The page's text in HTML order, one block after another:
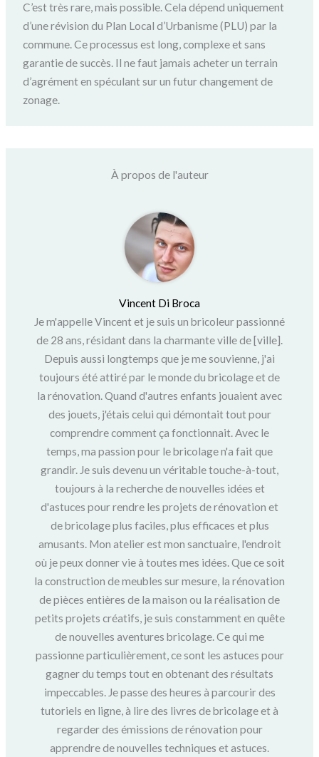
C’est très rare, mais possible. Cela dépend uniquement
d’une révision du Plan Local d’Urbanisme (PLU) par la
commune. Ce processus est long, complexe et sans
garantie de succès. Il ne faut jamais acheter un terrain
d’agrément en spéculant sur un futur changement de
zonage.
À propos de l'auteur
Vincent Di Broca
Je m'appelle Vincent et je suis un bricoleur passionné
de 28 ans, résidant dans la charmante ville de [ville].
Depuis aussi longtemps que je me souvienne, j'ai
toujours été attiré par le monde du bricolage et de
la rénovation. Quand d'autres enfants jouaient avec
des jouets, j'étais celui qui démontait tout pour
comprendre comment ça fonctionnait. Avec le
temps, ma passion pour le bricolage n'a fait que
grandir. Je suis devenu un véritable touche-à-tout,
toujours à la recherche de nouvelles idées et
d'astuces pour rendre les projets de rénovation et
de bricolage plus faciles, plus efficaces et plus
amusants. Mon atelier est mon sanctuaire, l'endroit
où je peux donner vie à toutes mes idées. Que ce soit
la construction de meubles sur mesure, la rénovation
de pièces entières de la maison ou la réalisation de
petits projets créatifs, je suis constamment en quête
de nouvelles aventures bricolage. Ce qui me
passionne particulièrement, ce sont les astuces pour
gagner du temps tout en obtenant des résultats
impeccables. Je passe des heures à parcourir des
tutoriels en ligne, à lire des livres de bricolage et à
regarder des émissions de rénovation pour
apprendre de nouvelles techniques et astuces.